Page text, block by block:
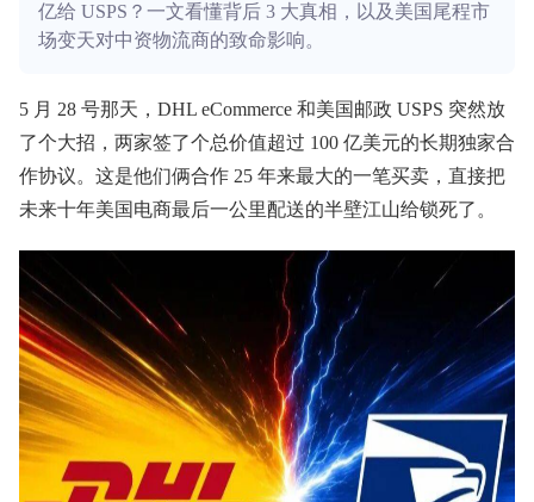
亿给 USPS？一文看懂背后 3 大真相，以及美国尾程市
场变天对中资物流商的致命影响。
5 月 28 号那天，DHL eCommerce 和美国邮政 USPS 突然放
了个大招，两家签了个总价值超过 100 亿美元的长期独家合
作协议。这是他们俩合作 25 年来最大的一笔买卖，直接把
未来十年美国电商最后一公里配送的半壁江山给锁死了。